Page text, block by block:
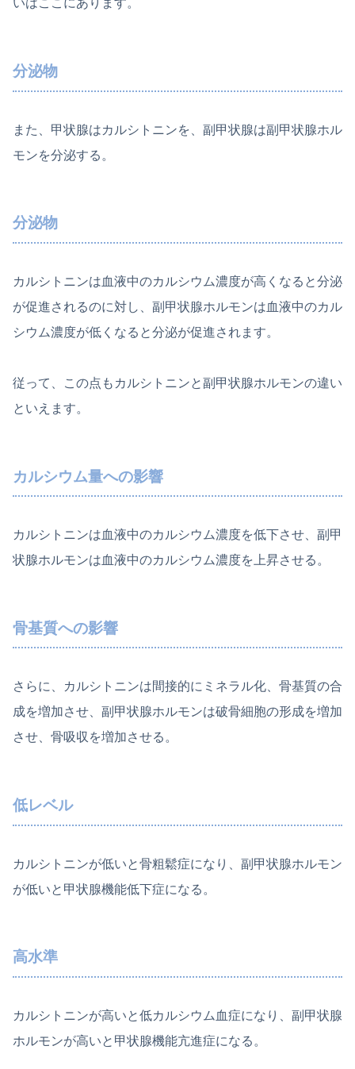
いはここにあります。
分泌物
また、甲状腺はカルシトニンを、副甲状腺は副甲状腺ホル
モンを分泌する。
分泌物
カルシトニンは血液中のカルシウム濃度が高くなると分泌
が促進されるのに対し、副甲状腺ホルモンは血液中のカル
シウム濃度が低くなると分泌が促進されます。
従って、この点もカルシトニンと副甲状腺ホルモンの違い
といえます。
カルシウム量への影響
カルシトニンは血液中のカルシウム濃度を低下させ、副甲
状腺ホルモンは血液中のカルシウム濃度を上昇させる。
骨基質への影響
さらに、カルシトニンは間接的にミネラル化、骨基質の合
成を増加させ、副甲状腺ホルモンは破骨細胞の形成を増加
させ、骨吸収を増加させる。
低レベル
カルシトニンが低いと骨粗鬆症になり、副甲状腺ホルモン
が低いと甲状腺機能低下症になる。
高水準
カルシトニンが高いと低カルシウム血症になり、副甲状腺
ホルモンが高いと甲状腺機能亢進症になる。